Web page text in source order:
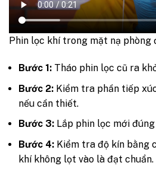
Phin lọc khí trong mặt nạ phòng
Bước 1: Tháo phin lọc cũ ra
Bước 2: Kiểm tra phần tiếp
nếu cần thiết.
Bước 3: Lắp phin lọc mới
Bước 4: Kiểm tra độ kín bằng
khí không lọt vào là đạt chuẩn.